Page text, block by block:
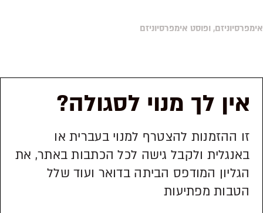
ופוסט אימפרסיוניזם
אין לך מנוי לסגולה?
זו ההזמנות להצטרף למנוי בעברית או
באנגלית ולקבל גישה לכל הכתבות באתר, את
הגליון המודפס הביתה בדואר ועוד שלל
הטבות מפתיעות